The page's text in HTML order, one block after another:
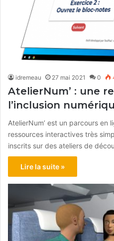
idremeau 27 mai 2021 0
AtelierNum’ : une
l’inclusion
AtelierNum’ est un parcours en
ressources interactives très
inscrits sur des ateliers de
Lire la suite »